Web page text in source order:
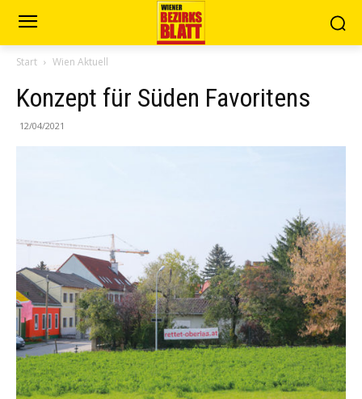
Start Wien Aktuell
Konzept für Süden Favoritens
12/04/2021